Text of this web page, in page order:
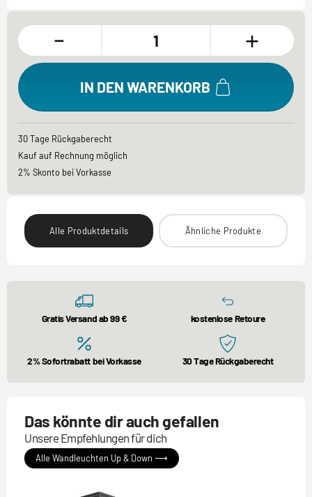
- +
IN DEN WARENKORB
30 Tage Rückgaberecht
Kauf auf Rechnung möglich
2% Skonto bei Vorkasse
Alle Produktdetails Ähnliche Produkte
Gratis Versand ab 99 € kostenlose Retoure
2% Sofortrabatt bei Vorkasse 30 Tage Rückgaberecht
Das könnte dir auch gefallen
Unsere Empfehlungen für dich
Alle Wandleuchten Up & Down ⟶